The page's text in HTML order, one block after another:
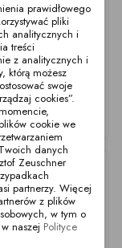
Filtr Stra. AF DN25-32
316/EPDM 0.1WW
prawidłowego
pliki
analitycznych i
treści
z analitycznych i
którą możesz
swoje
cookies”.
cookie we
danych
Zeuschner
partnerzy. Więcej
z plików
w tym o
naszej Polityce